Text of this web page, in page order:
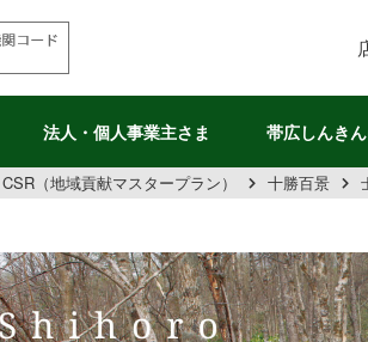
帯広信用金庫
法人・個人事業主さま 帯広しんき
（地域貢献マスタープラン） 十勝百景